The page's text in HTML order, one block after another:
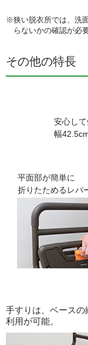
※狭い脱衣所では、洗
らないかの確認が必
その他の特長
安心し
幅42.5cm
平面部が簡単に
折りたためるレバ
手すりは、ベース
利用が可能。